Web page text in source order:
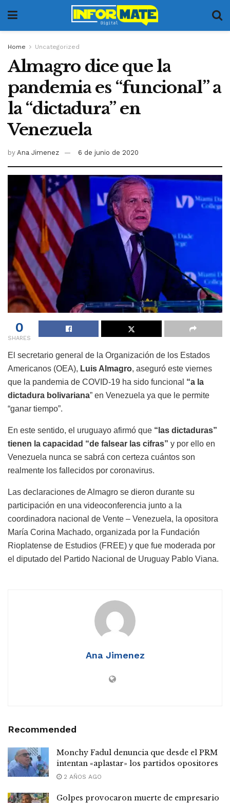
Home Uncategorized
Almagro dice que la
pandemia es “funcional” a
la “dictadura” en
Venezuela
by Ana Jimenez 6 de junio de 2020
0
SHARES
El secretario general de la Organización de los Estados
Americanos (OEA), Luis Almagro, aseguró este viernes
que la pandemia de COVID-19 ha sido funcional “a la
dictadura bolivariana” en Venezuela ya que le permite
“ganar tiempo”.
En este sentido, el uruguayo afirmó que “las dictaduras”
tienen la capacidad “de falsear las cifras” y por ello en
Venezuela nunca se sabrá con certeza cuántos son
realmente los fallecidos por coronavirus.
Las declaraciones de Almagro se dieron durante su
participación en una videoconferencia junto a la
coordinadora nacional de Vente – Venezuela, la opositora
María Corina Machado, organizada por la Fundación
Rioplatense de Estudios (FREE) y que fue moderada por
el diputado del Partido Nacional de Uruguay Pablo Viana.
Ana Jimenez
Recommended
Monchy Fadul denuncia que desde el PRM
intentan «aplastar» los partidos opositores
2 AÑOS AGO
Golpes provocaron muerte de empresario